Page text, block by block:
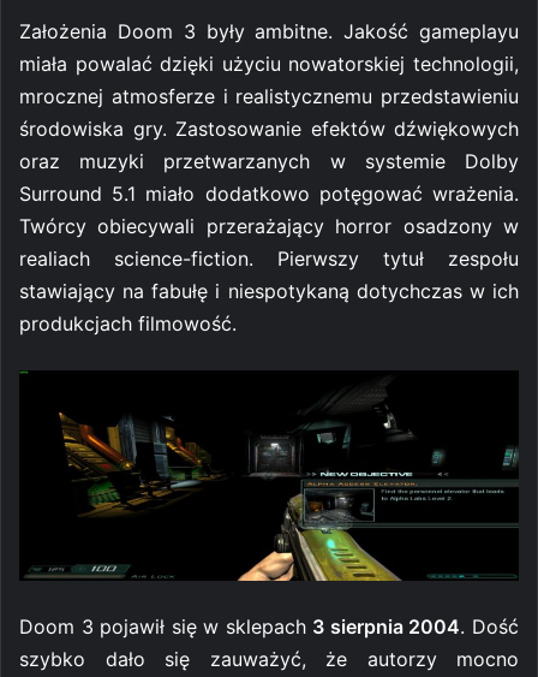
Założenia Doom 3 były ambitne. Jakość gameplayu
miała powalać dzięki użyciu nowatorskiej technologii,
mrocznej atmosferze i realistycznemu przedstawieniu
środowiska gry. Zastosowanie efektów dźwiękowych
oraz muzyki przetwarzanych w systemie Dolby
Surround 5.1 miało dodatkowo potęgować wrażenia.
Twórcy obiecywali przerażający horror osadzony w
realiach science-fiction. Pierwszy tytuł zespołu
stawiający na fabułę i niespotykaną dotychczas w ich
produkcjach filmowość.
Doom 3 pojawił się w sklepach 3 sierpnia 2004. Dość
szybko dało się zauważyć, że autorzy mocno